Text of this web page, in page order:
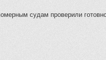
судам проверили